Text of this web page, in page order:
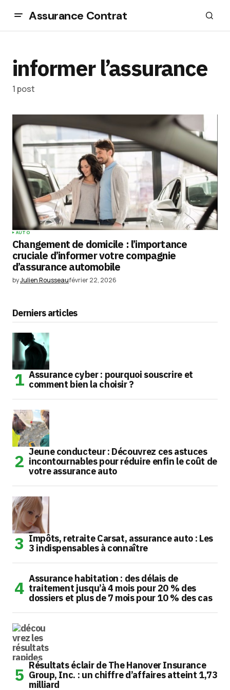
Assurance Contrat
informer l’assurance
1 post
AUTO
Changement de domicile : l’importance
cruciale d’informer votre compagnie
d’assurance automobile
byJulien Rousseaufévrier 22, 2026
Derniers articles
Assurance cyber : pourquoi souscrire et
comment bien la choisir ?
Jeune conducteur : Découvrez ces astuces
incontournables pour réduire enfin le coût de
votre assurance auto
Impôts, retraite Carsat, assurance auto : Les
3 indispensables à connaître
Assurance habitation : des délais de
traitement jusqu’à 4 mois pour 20 % des
dossiers et plus de 7 mois pour 10 % des cas
Résultats éclair de The Hanover Insurance
Group, Inc. : un chiffre d’affaires atteint 1,73
milliard